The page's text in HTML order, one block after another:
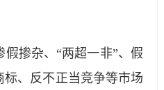
掺杂、“两超一非”、假
、反不正当竞争等市场